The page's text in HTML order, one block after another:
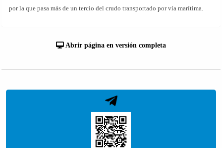
por la que pasa más de un tercio del crudo transportado por vía marítima.
Abrir página en versión completa